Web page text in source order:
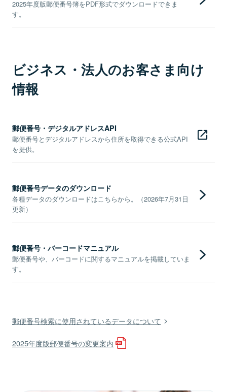
2025年度版郵便番号簿をPDF形式でダウンロードできま
す。
ビジネス・法人のお客さま向け
情報
郵便番号・デジタルアドレスAPI
郵便番号とデジタルアドレスから住所を取得できる公式API
を提供。
郵便番号データのダウンロード
各種データのダウンロードはこちらから。（2026年7月31日
更新）
郵便番号・バーコードマニュアル
郵便番号や、バーコードに関するマニュアルを掲載していま
す。
郵便番号検索に使用されているデータについて
2025年度版郵便番号の変更案内